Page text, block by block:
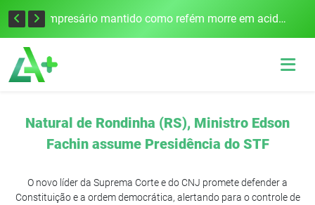
Edital para construção de ponte entre Itapiranga e Barra do Guarita deve ser lançado no segundo semestre Empresário mantido como refém morre em acidente após assalto em Cerro Largo
Natural de Rondinha (RS), Ministro Edson
Fachin assume Presidência do STF
O novo líder da Suprema Corte e do CNJ promete defender a
Constituição e a ordem democrática, alertando para o controle de